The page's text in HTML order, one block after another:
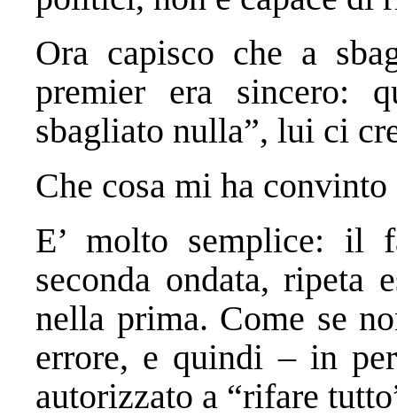
Ora capisco che a
premier era sincero:
sbagliato nulla”, lui ci
Che cosa mi ha
E’ molto semplice: il
seconda ondata, ripeta
nella prima. Come se
errore, e quindi – in
autorizzato a “rifare